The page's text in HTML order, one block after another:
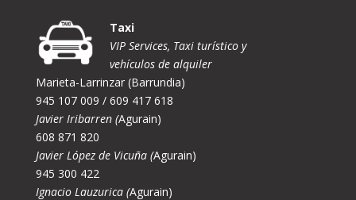
Taxi
VIP Services, Taxi turístico y
vehículos de alquiler
Marieta-Larrinzar (Barrundia)
945 107 009 / 609 417 618
Javier Iribarren (Agurain)
608 871 820
Javier López de Vicuña (Agurain)
945 300 422
Ignacio Lauzurica (Agurain)